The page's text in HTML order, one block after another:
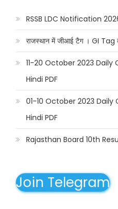
RSSB LDC Notification
राजस्थान में जीआई टैग । GI Tag
11-20 October 2023 Daily
Hindi PDF
01-10 October 2023
Hindi PDF
Rajasthan Board 10th
Join Telegram